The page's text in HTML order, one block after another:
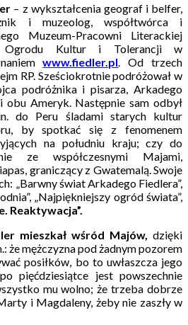
– z wykształcenia geograf i belfer,
i muzeolog, współtwórca i
Muzeum-Pracowni Literackiej
Ogrodu Kultur i Tolerancji w
www.fiedler.pl. Od trzech
RP. Sześciokrotnie podróżował w
podróżnika i pisarza, Arkadego
Ameryk. Następnie sam odbył
do Peru śladami starych kultur
by spotkać się z fenomenem
na południu kraju; czy do
ze współczesnymi Majami,
graniczący z Gwatemalą. Swoje
„Barwny świat Arkadego Fiedlera”,
„Najpiękniejszy ogród świata”,
Reaktywacja”.
mieszkał wśród Majów, dzięki
że mężczyzna pod żadnym pozorem
posiłków, bo to uwłaszcza jego
pięćdziesiątce jest powszechnie
mu wolno; że trzeba dobrze
i Magdaleny, żeby nie zaszły w